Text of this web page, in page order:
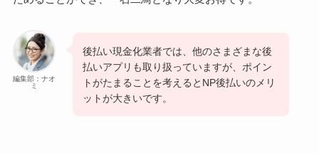
編集部：ナオ
ミ
後払い現金化業者では、他のさまざまな後
払いアプリも取り扱っていますが、ポイン
トがたまることを考えるとNP後払いのメリ
ットが大きいです。